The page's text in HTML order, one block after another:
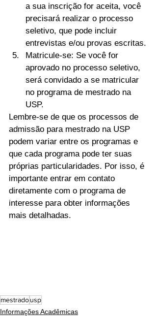
a sua inscrição for aceita, você
precisará realizar o processo
seletivo, que pode incluir
entrevistas e/ou provas escritas.
Matricule-se: Se você for
aprovado no processo seletivo,
será convidado a se matricular
no programa de mestrado na
USP.
Lembre-se de que os processos de
admissão para mestrado na USP
podem variar entre os programas e
que cada programa pode ter suas
próprias particularidades. Por isso, é
importante entrar em contato
diretamente com o programa de
interesse para obter informações
mais detalhadas.
mestradousp
Informações Acadêmicas